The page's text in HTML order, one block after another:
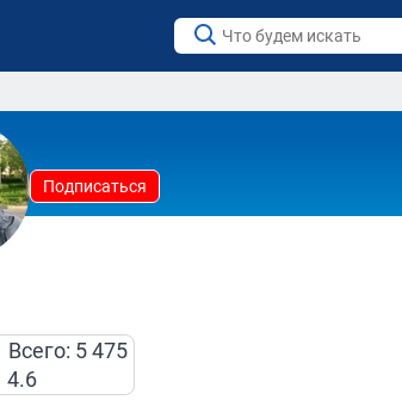
Подписаться
Всего: 5 475
4.6